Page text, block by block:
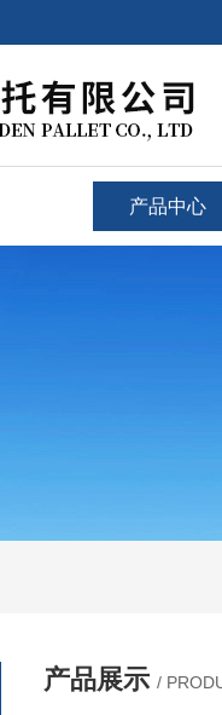
产品中心
产品展示 /